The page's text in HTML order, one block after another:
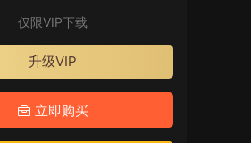
仅限VIP下载
升级VIP
立即购买